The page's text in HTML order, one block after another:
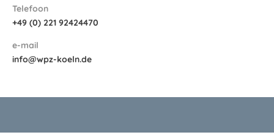
Telefoon
+49 (0) 221 92424470
e-mail
info@wpz-koeln.de